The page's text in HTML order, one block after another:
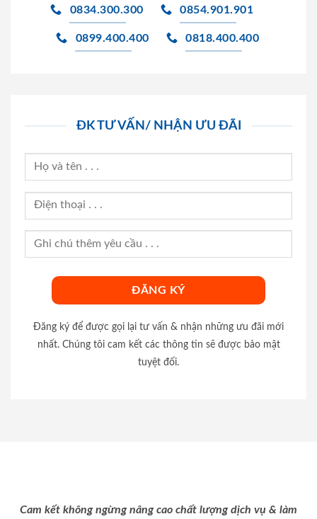
0834.300.300 0854.901.901
0899.400.400 0818.400.400
ĐK TƯ VẤN/ NHẬN ƯU ĐÃI
Đăng ký để được gọi lại tư vấn & nhận những ưu đãi mới
nhất. Chúng tôi cam kết các thông tin sẽ được bảo mật
tuyệt đối.
Cam kết không ngừng nâng cao chất lượng dịch vụ & làm